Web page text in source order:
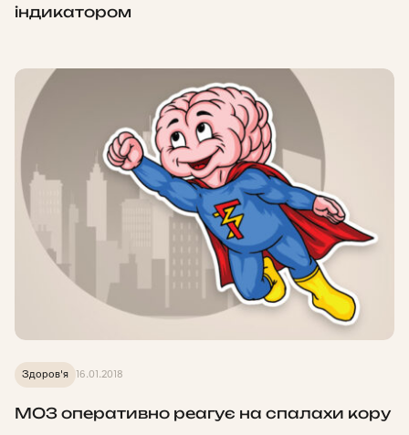
індикатором
Здоров'я 16.01.2018
МОЗ оперативно реагує на спалахи кору